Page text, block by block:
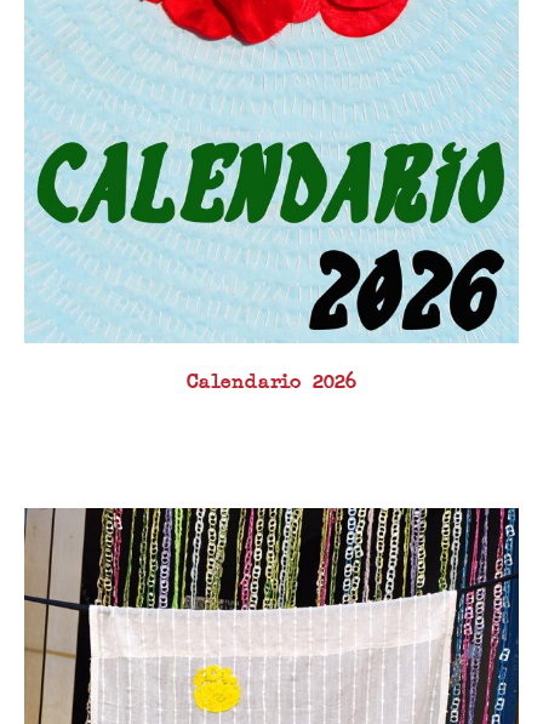
Calendario 2026